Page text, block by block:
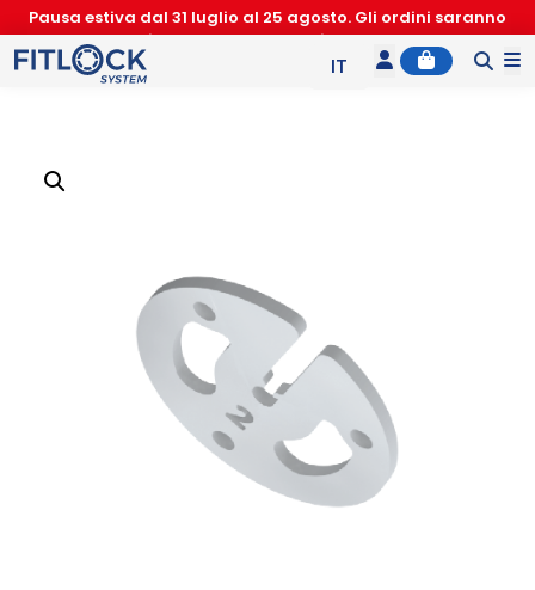
Pausa estiva dal 31 luglio al 25 agosto. Gli ordini saranno
accettati nuovamente a partire dal 26 agosto
IT Account
Cart